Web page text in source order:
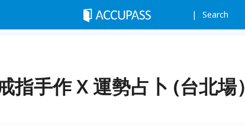
Search
手作 X 運勢占卜 (台北場）